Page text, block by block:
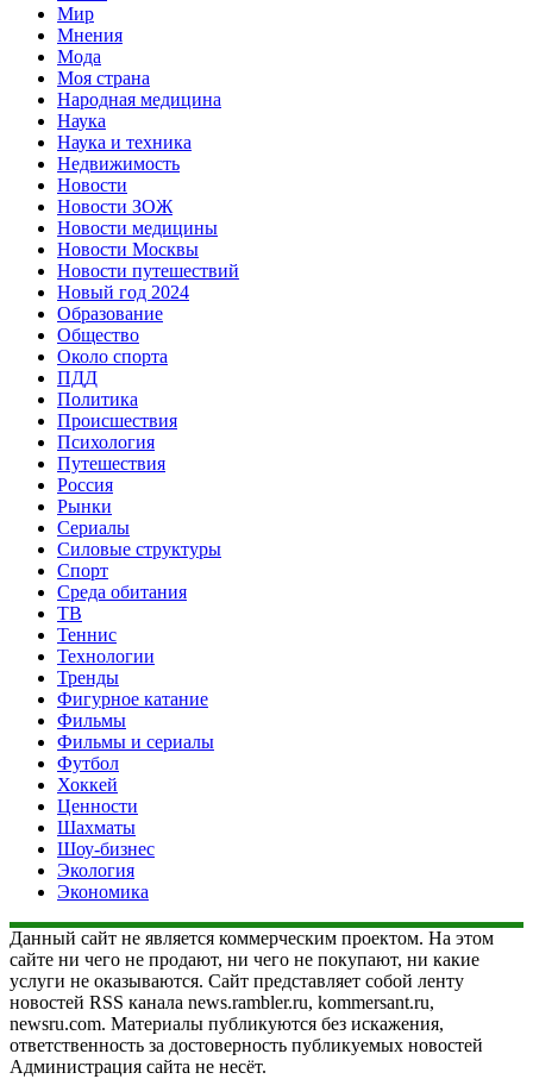
Мир
Мнения
Мода
Моя страна
Народная медицина
Наука
Наука и техника
Недвижимость
Новости
Новости ЗОЖ
Новости медицины
Новости Москвы
Новости путешествий
Новый год 2024
Образование
Общество
Около спорта
ПДД
Политика
Происшествия
Психология
Путешествия
Россия
Рынки
Сериалы
Силовые структуры
Спорт
Среда обитания
ТВ
Теннис
Технологии
Тренды
Фигурное катание
Фильмы
Фильмы и сериалы
Футбол
Хоккей
Ценности
Шахматы
Шоу-бизнес
Экология
Экономика
Данный сайт не является коммерческим проектом. На этом
сайте ни чего не продают, ни чего не покупают, ни какие
услуги не оказываются. Сайт представляет собой ленту
новостей RSS канала news.rambler.ru, kommersant.ru,
newsru.com. Материалы публикуются без искажения,
ответственность за достоверность публикуемых новостей
Администрация сайта не несёт.